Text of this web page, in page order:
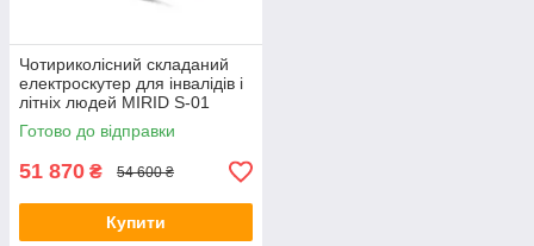
Чотириколісний складаний
електроскутер для інвалідів і
літніх людей MIRID S-01
Готово до відправки
51 870 ₴ 54 600 ₴
Купити